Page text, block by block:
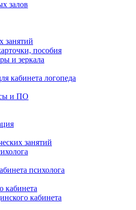
залов
занятий
пособия
и зеркала
кабинета логопеда
и ПО
занятий
психолога
кабинета
кабинета